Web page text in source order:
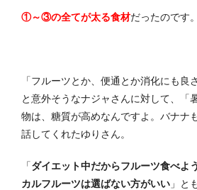
①～③の全てが太る食材だったのです。
「フルーツとか、便通とか消化にも良
と意外そうなナジャさんに対して、「
物は、糖質が高めなんですよ。バナナ
話してくれたゆりさん。
「ダイエット中だからフルーツ食べよ
カルフルーツは選ばない方がいい 」と